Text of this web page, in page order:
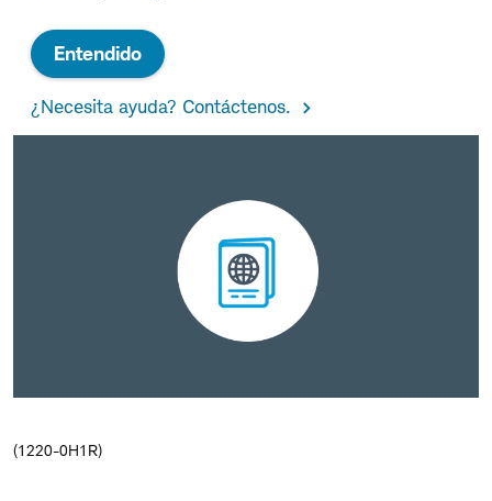
Entendido
¿Necesita ayuda? Contáctenos.
(1220-0H1R)